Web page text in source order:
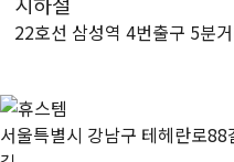
22호선 삼성역 4번출구 5분
서울특별시 강남구 테헤란로